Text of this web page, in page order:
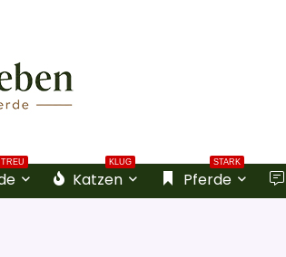
TREU KLUG
Katzen
STARK
Pferde